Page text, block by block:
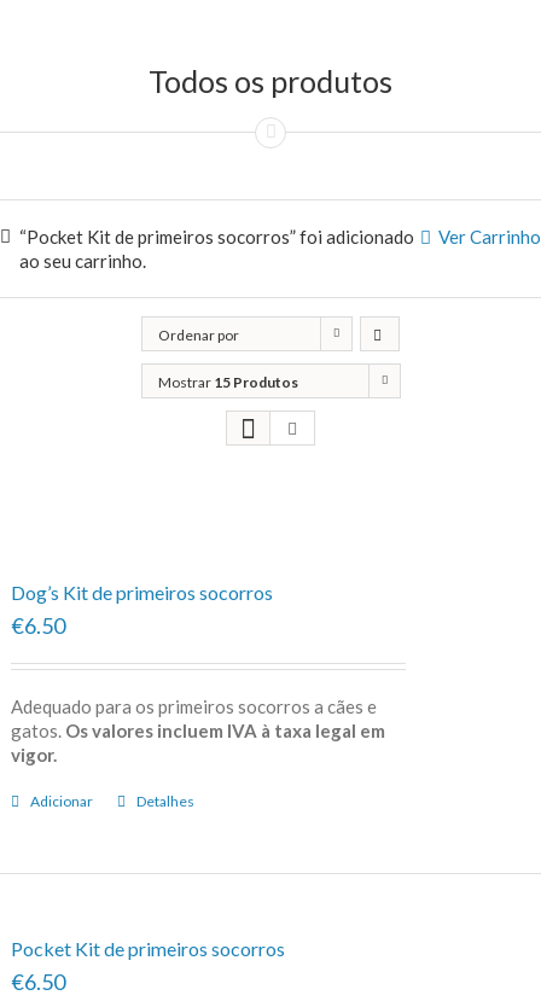
Todos os produtos
Ver Carrinho
“Pocket Kit de primeiros socorros” foi adicionado
ao seu carrinho.
Ordenar por
Classificação
Mostrar 15 Produtos
Dog’s Kit de primeiros socorros
€6.50
Adequado para os primeiros socorros a cães e
gatos. Os valores incluem IVA à taxa legal em
vigor.
Adicionar Detalhes
Pocket Kit de primeiros socorros
€6.50